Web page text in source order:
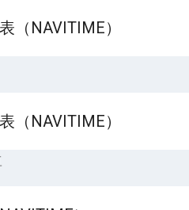
（NAVITIME）
（NAVITIME）